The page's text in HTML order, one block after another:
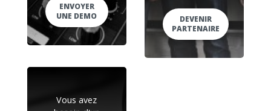
ENVOYER
UNE DEMO
DEVENIR
PARTENAIRE
Vous avez